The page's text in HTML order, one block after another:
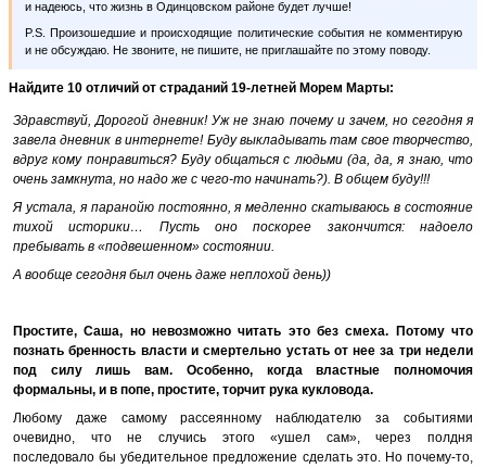
и надеюсь, что жизнь в Одинцовском районе будет лучше!
P.S. Произошедшие и происходящие политические события не комментирую
и не обсуждаю. Не звоните, не пишите, не приглашайте по этому поводу.
Найдите 10 отличий от страданий 19-летней Морем Марты:
Здравствуй, Дорогой дневник! Уж не знаю почему и зачем, но сегодня я
завела дневник в интернете! Буду выкладывать там свое творчество,
вдруг кому понравиться? Буду общаться с людьми (да, да, я знаю, что
очень замкнута, но надо же с чего-то начинать?). В общем буду!!!
Я устала, я паранойю постоянно, я медленно скатываюсь в состояние
тихой историки… Пусть оно поскорее закончится: надоело
пребывать в «подвешенном» состоянии.
А вообще сегодня был очень даже неплохой день))
Простите, Саша, но невозможно читать это без смеха. Потому что
познать бренность власти и смертельно устать от нее за три недели
под силу лишь вам. Особенно, когда властные полномочия
формальны, и в попе, простите, торчит рука кукловода.
Любому даже самому рассеянному наблюдателю за событиями
очевидно, что не случись этого «ушел сам», через полдня
последовало бы убедительное предложение сделать это. Но почему-то,